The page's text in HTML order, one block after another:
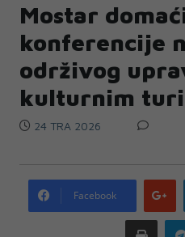
Mostar
konferencije
održivog
kulturnim
24 TRA 2026
Facebook
Print